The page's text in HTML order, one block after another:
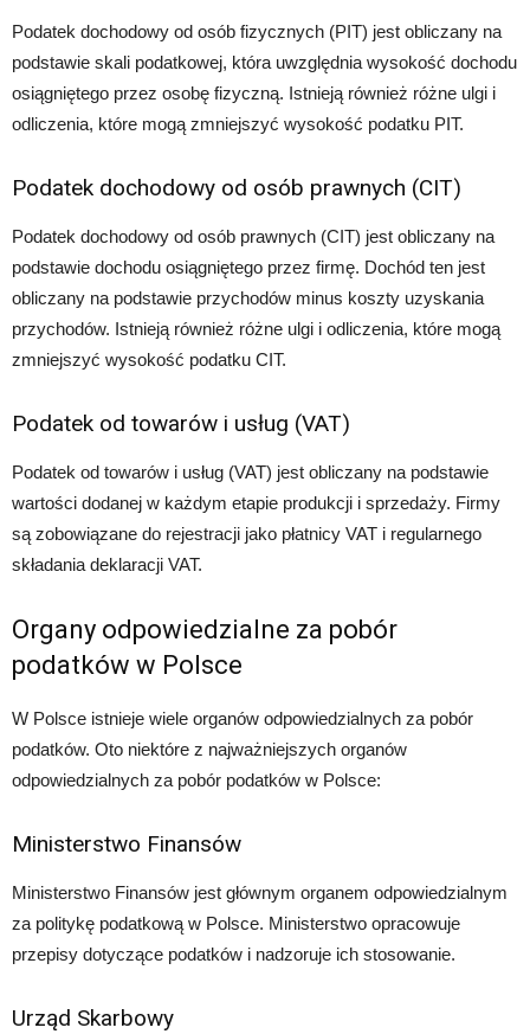
Podatek dochodowy od osób fizycznych (PIT) jest obliczany na
podstawie skali podatkowej, która uwzględnia wysokość dochodu
osiągniętego przez osobę fizyczną. Istnieją również różne ulgi i
odliczenia, które mogą zmniejszyć wysokość podatku PIT.
Podatek dochodowy od osób prawnych (CIT)
Podatek dochodowy od osób prawnych (CIT) jest obliczany na
podstawie dochodu osiągniętego przez firmę. Dochód ten jest
obliczany na podstawie przychodów minus koszty uzyskania
przychodów. Istnieją również różne ulgi i odliczenia, które mogą
zmniejszyć wysokość podatku CIT.
Podatek od towarów i usług (VAT)
Podatek od towarów i usług (VAT) jest obliczany na podstawie
wartości dodanej w każdym etapie produkcji i sprzedaży. Firmy
są zobowiązane do rejestracji jako płatnicy VAT i regularnego
składania deklaracji VAT.
Organy odpowiedzialne za pobór
podatków w Polsce
W Polsce istnieje wiele organów odpowiedzialnych za pobór
podatków. Oto niektóre z najważniejszych organów
odpowiedzialnych za pobór podatków w Polsce:
Ministerstwo Finansów
Ministerstwo Finansów jest głównym organem odpowiedzialnym
za politykę podatkową w Polsce. Ministerstwo opracowuje
przepisy dotyczące podatków i nadzoruje ich stosowanie.
Urząd Skarbowy